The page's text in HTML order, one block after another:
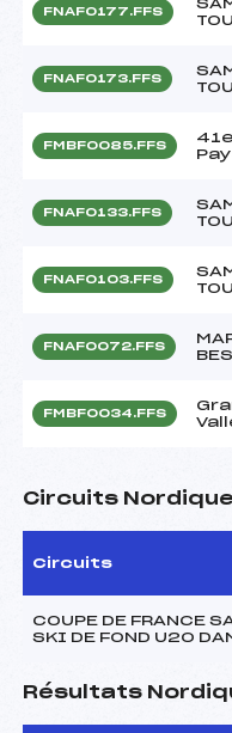
FNAF0177.FFS
FNAF0173.FFS
FMBF0085.FFS
FNAF0133.FFS
FNAF0103.FFS
FNAF0072.FFS
FMBF0034.FFS
Circuits
Circuits
COUPE DE FRANCE
SKI DE FOND U20
Résultats